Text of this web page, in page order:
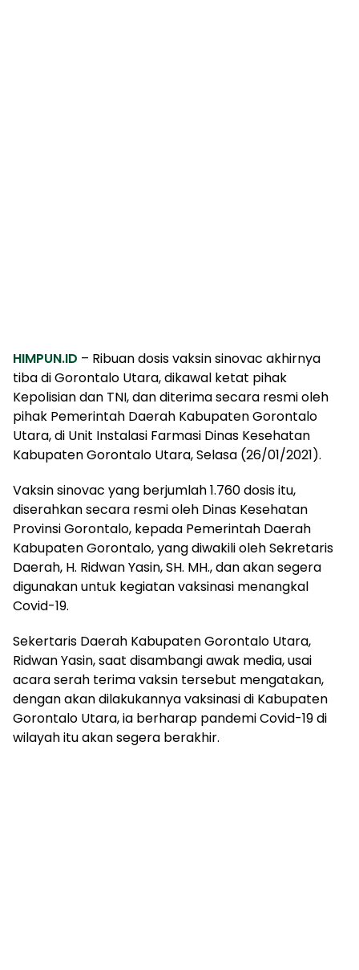
HIMPUN.ID – Ribuan dosis vaksin sinovac akhirnya
tiba di Gorontalo Utara, dikawal ketat pihak
Kepolisian dan TNI, dan diterima secara resmi oleh
pihak Pemerintah Daerah Kabupaten Gorontalo
Utara, di Unit Instalasi Farmasi Dinas Kesehatan
Kabupaten Gorontalo Utara, Selasa (26/01/2021).
Vaksin sinovac yang berjumlah 1.760 dosis itu,
diserahkan secara resmi oleh Dinas Kesehatan
Provinsi Gorontalo, kepada Pemerintah Daerah
Kabupaten Gorontalo, yang diwakili oleh Sekretaris
Daerah, H. Ridwan Yasin, SH. MH., dan akan segera
digunakan untuk kegiatan vaksinasi menangkal
Covid-19.
Sekertaris Daerah Kabupaten Gorontalo Utara,
Ridwan Yasin, saat disambangi awak media, usai
acara serah terima vaksin tersebut mengatakan,
dengan akan dilakukannya vaksinasi di Kabupaten
Gorontalo Utara, ia berharap pandemi Covid-19 di
wilayah itu akan segera berakhir.